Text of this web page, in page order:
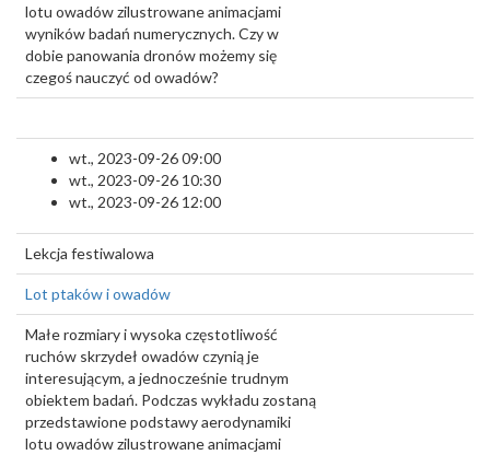
lotu owadów zilustrowane animacjami
wyników badań numerycznych. Czy w
dobie panowania dronów możemy się
czegoś nauczyć od owadów?
wt., 2023-09-26 09:00
wt., 2023-09-26 10:30
wt., 2023-09-26 12:00
Lekcja festiwalowa
Lot ptaków i owadów
Małe rozmiary i wysoka częstotliwość
ruchów skrzydeł owadów czynią je
interesującym, a jednocześnie trudnym
obiektem badań. Podczas wykładu zostaną
przedstawione podstawy aerodynamiki
lotu owadów zilustrowane animacjami